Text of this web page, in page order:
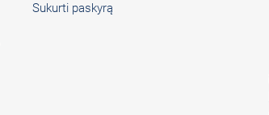
Sukurti paskyrą